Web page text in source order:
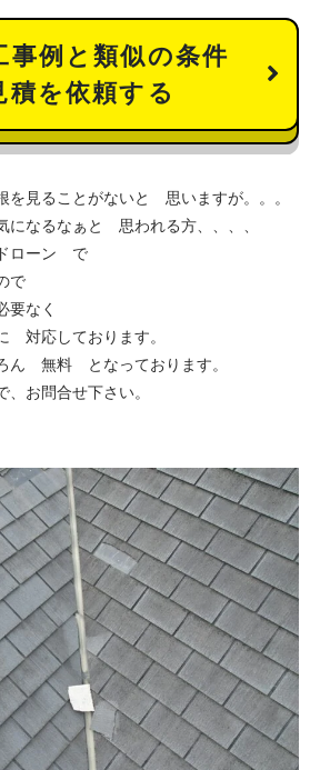
事例と類似の条件
積を依頼する
見ることがないと 思いますが。。。
なるなぁと 思われる方、、、、
ローン で
で
なく
対応しております。
ん 無料 となっております。
お問合せ下さい。